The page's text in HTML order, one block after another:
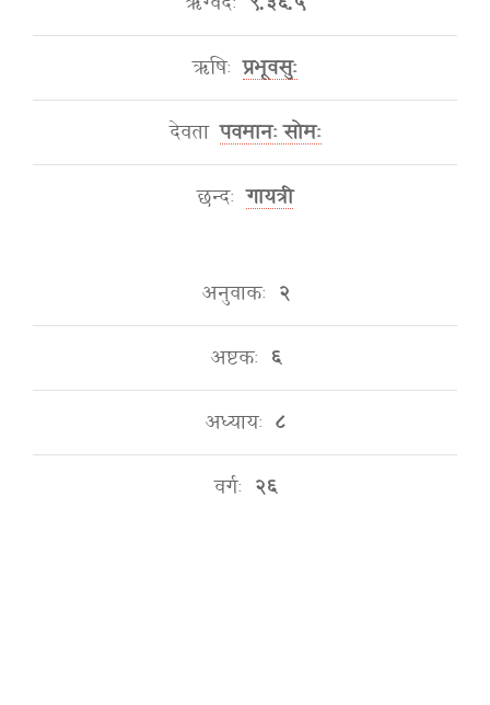
ऋषिः प्रभूवसुः
देवता पवमानः सोमः
छन्दः गायत्री
अनुवाकः २
अष्टकः ६
अध्यायः ८
वर्गः २६